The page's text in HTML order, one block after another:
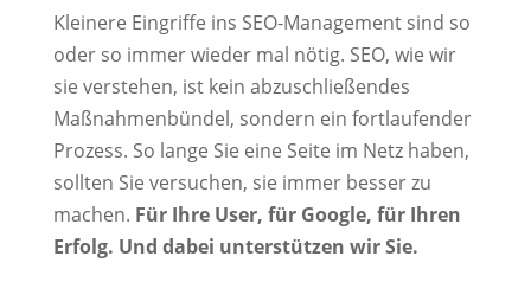
Kleinere Eingriffe ins SEO-Management sind so
oder so immer wieder mal nötig. SEO, wie wir
sie verstehen, ist kein abzuschließendes
Maßnahmenbündel, sondern ein fortlaufender
Prozess. So lange Sie eine Seite im Netz haben,
sollten Sie versuchen, sie immer besser zu
machen. Für Ihre User, für Google, für Ihren
Erfolg. Und dabei unterstützen wir Sie.